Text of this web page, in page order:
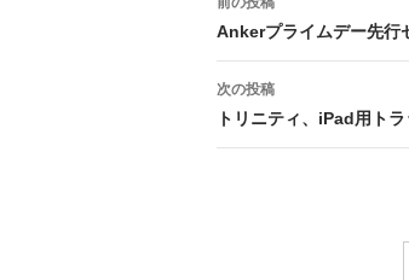
稿
ナ
ビ
Ankerプライムデー先
次の投稿
トリニティ、iPad用ト